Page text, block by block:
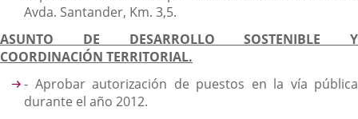
Avda. Santander, Km. 3,5.
ASUNTO DE DESARROLLO SOSTENIBLE Y
COORDINACIÓN TERRITORIAL.
- Aprobar autorización de puestos en la vía pública
durante el año 2012.